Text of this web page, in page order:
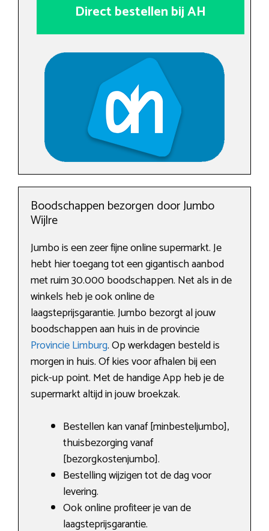
Direct bestellen bij AH
Boodschappen bezorgen door Jumbo
Wijlre
Jumbo is een zeer fijne online supermarkt. Je
hebt hier toegang tot een gigantisch aanbod
met ruim 30.000 boodschappen. Net als in de
winkels heb je ook online de
laagsteprijsgarantie. Jumbo bezorgt al jouw
boodschappen aan huis in de provincie
Provincie Limburg. Op werkdagen besteld is
morgen in huis. Of kies voor afhalen bij een
pick-up point. Met de handige App heb je de
supermarkt altijd in jouw broekzak.
Bestellen kan vanaf [minbesteljumbo],
thuisbezorging vanaf
[bezorgkostenjumbo].
Bestelling wijzigen tot de dag voor
levering.
Ook online profiteer je van de
laagsteprijsgarantie.